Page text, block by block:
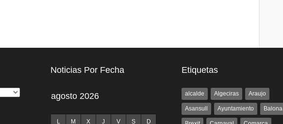
Noticias Por Fecha
agosto 2026
L M X J V S D
Etiquetas
alcalde Algeciras Araujo
Asansull Ayuntamiento Balona